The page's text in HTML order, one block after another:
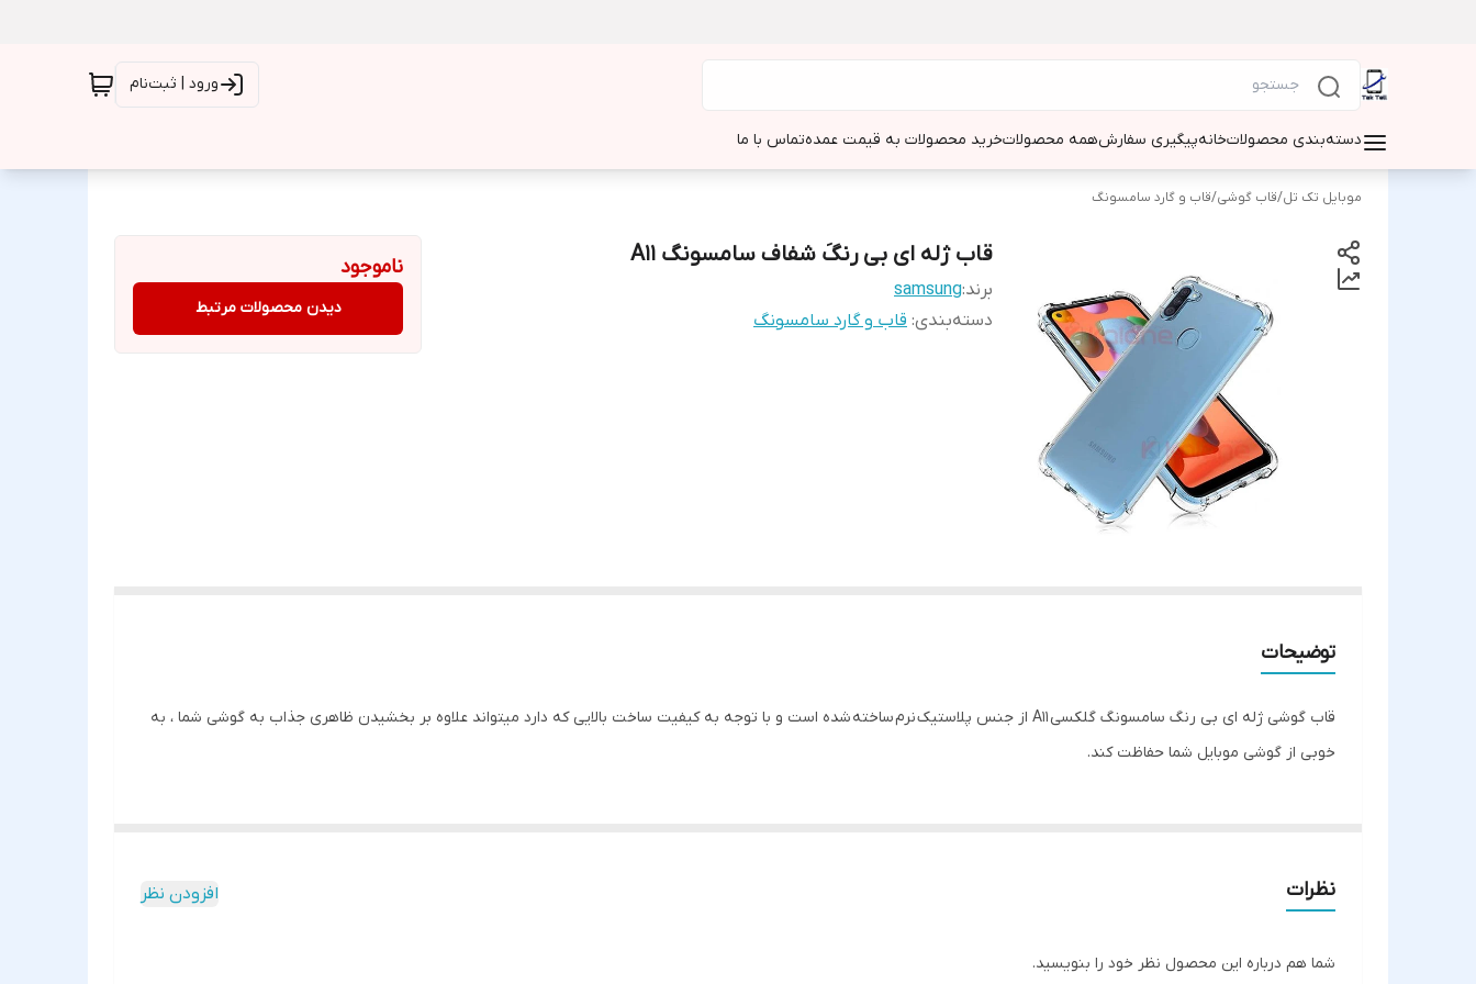
ورود | ثبت‌نام
دسته‌بندی محصولاتخانهپیگیری سفارشهمه محصولاتخرید محصولات به قیمت عمدهتماس با ما
موبایل تک تل/قاب گوشی/قاب و گارد سامسونگ
قاب ژله ای بی رنگَ شفاف سامسونگ A11
برند:samsung
دسته‌بندی: قاب و گارد سامسونگ
ناموجود
دیدن محصولات مرتبط
توضیحات
قاب گوشی ژله ای بی رنگ سامسونگ گلکسی A11 از جنس پلاستیک نرم ساخته شده است و با توجه به کیفیت ساخت بالایی که دارد میتواند علاوه بر بخشیدن ظاهری جذاب به گوشی شما ، به
خوبی از گوشی موبایل شما حفاظت کند.
نظرات افزودن نظر
شما هم درباره این محصول نظر خود را بنویسید.